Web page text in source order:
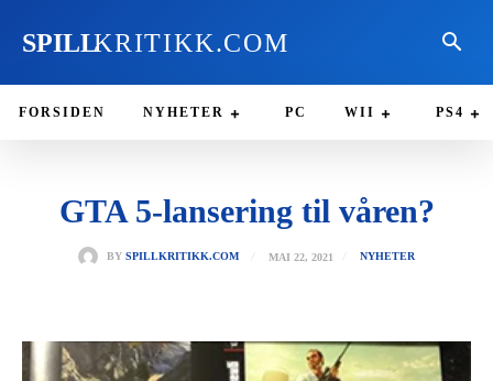
SPILLKRITIKK.COM
FORSIDEN NYHETER PC WII PS4
GTA 5-lansering til våren?
BY SPILLKRITIKK.COM MAI 22, 2021 NYHETER